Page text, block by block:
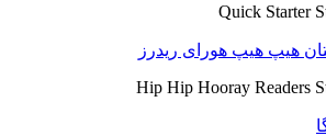
Quick Starter
هیپ هیپ هورای ریدرز
Hip Hip Hooray Readers